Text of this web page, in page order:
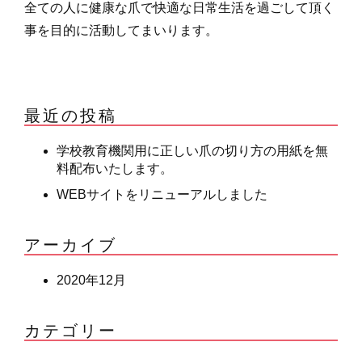
全ての人に健康な爪で快適な日常生活を過ごして頂く
事を目的に活動してまいります。
最近の投稿
学校教育機関用に正しい爪の切り方の用紙を無
料配布いたします。
WEBサイトをリニューアルしました
アーカイブ
2020年12月
カテゴリー